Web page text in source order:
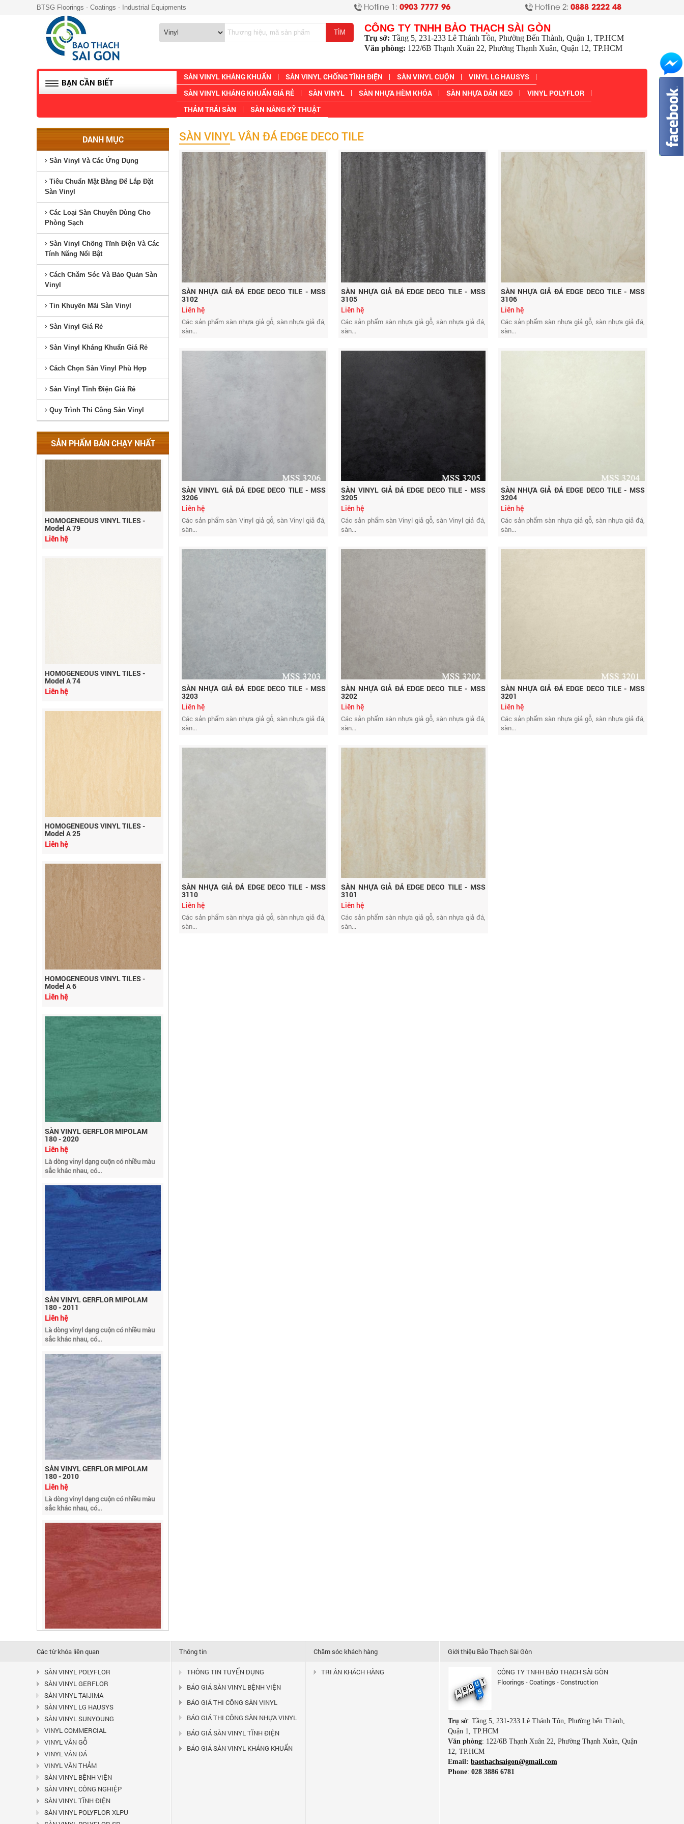
BTSG Floorings - Coatings - Industrial Equipments Hotline 1: 0903 7777 96 Hotline 2: 0888 2222 48
CÔNG TY TNHH BẢO THẠCH SÀI GÒN
Trụ sở: Tầng 5, 231-233 Lê Thánh Tôn, Phường Bến Thành, Quận 1, TP.HCM
Văn phòng: 122/6B Thạnh Xuân 22, Phường Thạnh Xuân, Quận 12, TP.HCM
BẠN CẦN BIẾT
SÀN VINYL KHÁNG KHUẨN SÀN VINYL CHỐNG TĨNH ĐIỆN SÀN VINYL CUỘN
VINYL LG HAUSYS
SÀN VINYL KHÁNG KHUẨN GIÁ RẺ
SÀN VINYL SÀN NHỰA HÈM KHÓA SÀN NHỰA DÁN KEO
VINYL POLYFLOR
THẢM TRẢI SÀN
SÀN NÂNG KỸ THUẬT
DANH MỤC
Sàn Vinyl Và Các Ứng Dụng
Tiêu Chuẩn Mặt Bằng Để Lắp Đặt
Sàn Vinyl
Các Loại Sàn Chuyên Dùng Cho
Phòng Sạch
Sàn Vinyl Chống Tĩnh Điện Và Các
Tính Năng Nổi Bật
Cách Chăm Sóc Và Bảo Quản Sàn
Vinyl
Tin Khuyến Mãi Sàn Vinyl
Sàn Vinyl Giá Rẻ
Sàn Vinyl Kháng Khuẩn Giá Rẻ
Cách Chọn Sàn Vinyl Phù Hợp
Sàn Vinyl Tĩnh Điện Giá Rẻ
Quy Trình Thi Công Sàn Vinyl
SẢN PHẨM BÁN CHẠY NHẤT
HOMOGENEOUS VINYL TILES -
Model A 79
Liên hệ
Liên hệ
HOMOGENEOUS VINYL TILES -
Model A 25
Liên hệ
HOMOGENEOUS VINYL TILES -
Model A 6
Liên hệ
SÀN VINYL GERFLOR MIPOLAM
180 - 2020
Liên hệ
Là dòng vinyl dạng cuộn có nhiều màu
sắc khác nhau, có...
SÀN VINYL GERFLOR MIPOLAM
180 - 2011
Liên hệ
Là dòng vinyl dạng cuộn có nhiều màu
sắc khác nhau, có...
SÀN VINYL GERFLOR MIPOLAM
180 - 2010
Liên hệ
Là dòng vinyl dạng cuộn có nhiều màu
sắc khác nhau, có...
180 - 2003
Liên hệ
Là dòng vinyl dạng cuộn có nhiều màu
SÀN VINYL GERFLOR MIPOLAM
180 - 2002
Liên hệ
Là dòng vinyl dạng cuộn có nhiều màu
SÀN VINYL VÂN ĐÁ EDGE DECO TILE
SÀN NHỰA GIẢ ĐÁ EDGE DECO TILE - MSS
3102
Liên hệ
Các sản phẩm sàn nhựa giả gỗ, sàn nhựa giả đá,
sàn...
SÀN NHỰA GIẢ ĐÁ EDGE DECO TILE - MSS
3105
Liên hệ
Các sản phẩm sàn nhựa giả gỗ, sàn nhựa giả đá,
sàn...
SÀN NHỰA GIẢ ĐÁ EDGE DECO TILE - MSS
3106
Liên hệ
Các sản phẩm sàn nhựa giả gỗ, sàn nhựa giả đá,
sàn...
SÀN VINYL GIẢ ĐÁ EDGE DECO TILE - MSS
3206
Liên hệ
Các sản phẩm sàn Vinyl giả gỗ, sàn Vinyl giả đá,
sàn...
SÀN VINYL GIẢ ĐÁ EDGE DECO TILE - MSS
3205
Liên hệ
Các sản phẩm sàn Vinyl giả gỗ, sàn Vinyl giả đá,
sàn...
SÀN NHỰA GIẢ ĐÁ EDGE DECO TILE - MSS
3204
Liên hệ
Các sản phẩm sàn nhựa giả gỗ, sàn nhựa giả đá,
sàn...
SÀN NHỰA GIẢ ĐÁ EDGE DECO TILE - MSS
3203
Liên hệ
Các sản phẩm sàn nhựa giả gỗ, sàn nhựa giả đá,
sàn...
SÀN NHỰA GIẢ ĐÁ EDGE DECO TILE - MSS
3202
Liên hệ
Các sản phẩm sàn nhựa giả gỗ, sàn nhựa giả đá,
sàn...
SÀN NHỰA GIẢ ĐÁ EDGE DECO TILE - MSS
3201
Liên hệ
Các sản phẩm sàn nhựa giả gỗ, sàn nhựa giả đá,
sàn...
SÀN NHỰA GIẢ ĐÁ EDGE DECO TILE - MSS
3110
Liên hệ
Các sản phẩm sàn nhựa giả gỗ, sàn nhựa giả đá,
sàn...
SÀN NHỰA GIẢ ĐÁ EDGE DECO TILE - MSS
3101
Liên hệ
Các sản phẩm sàn nhựa giả gỗ, sàn nhựa giả đá,
sàn...
Các từ khóa liên quan Thông tin Chăm sóc khách hàng Giới thiệu Bảo Thạch Sài Gòn
SÀN VINYL POLYFLOR
SÀN VINYL GERFLOR
SÀN VINYL TAIJIMA
SÀN VINYL LG HAUSYS
SÀN VINYL SUNYOUNG
VINYL COMMERCIAL
VINYL VÂN GỖ
VINYL VÂN ĐÁ
VINYL VÂN THẢM
SÀN VINYL BỆNH VIỆN
SÀN VINYL CÔNG NGHIỆP
SÀN VINYL TĨNH ĐIỆN
SÀN VINYL POLYFLOR XLPU
THÔNG TIN TUYỂN DỤNG
BÁO GIÁ SÀN VINYL BỆNH VIỆN
BÁO GIÁ THI CÔNG SÀN VINYL
BÁO GIÁ THI CÔNG SÀN NHỰA VINYL
BÁO GIÁ SÀN VINYL TĨNH ĐIỆN
BÁO GIÁ SÀN VINYL KHÁNG KHUẨN
TRI ÂN KHÁCH HÀNG
CÔNG TY TNHH BẢO THẠCH SÀI GÒN
Floorings - Coatings - Construction
Trụ sở: Tầng 5, 231-233 Lê Thánh Tôn, Phường bến Thành,
Quận 1, TP.HCM
Văn phòng: 122/6B Thạnh Xuân 22, Phường Thạnh Xuân, Quận
12, TP.HCM
Email: baothachsaigon@gmail.com
Phone: 028 3886 6781